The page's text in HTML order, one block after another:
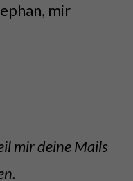
mir
mir deine Mails